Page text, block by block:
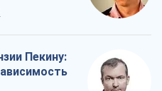
Пекину: